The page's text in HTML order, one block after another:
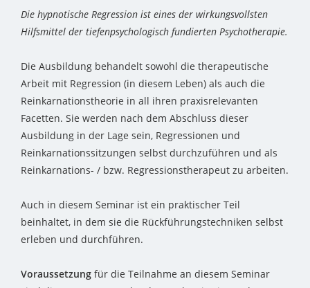
Die hypnotische Regression ist eines der wirkungsvollsten
Hilfsmittel der tiefenpsychologisch fundierten Psychotherapie.
Die Ausbildung behandelt sowohl die therapeutische
Arbeit mit Regression (in diesem Leben) als auch die
Reinkarnationstheorie in all ihren praxisrelevanten
Facetten. Sie werden nach dem Abschluss dieser
Ausbildung in der Lage sein, Regressionen und
Reinkarnationssitzungen selbst durchzuführen und als
Reinkarnations- / bzw. Regressionstherapeut zu arbeiten.
Auch in diesem Seminar ist ein praktischer Teil
beinhaltet, in dem sie die Rückführungstechniken selbst
erleben und durchführen.
Voraussetzung für die Teilnahme an diesem Seminar